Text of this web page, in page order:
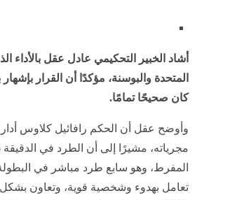
أشاد الخبير التحكيمي عادل عقل بالأداء
المتحدة والبوسنة، مؤكدًا أن القرار
كان صحيحًا تمامًا.
وأوضح عقل أن الحكم رافائيل كلاوس
المفرط، وهو سابع طرد مباشر في
تعامل بهدوء وشخصية قوية، وتعاون بشكل